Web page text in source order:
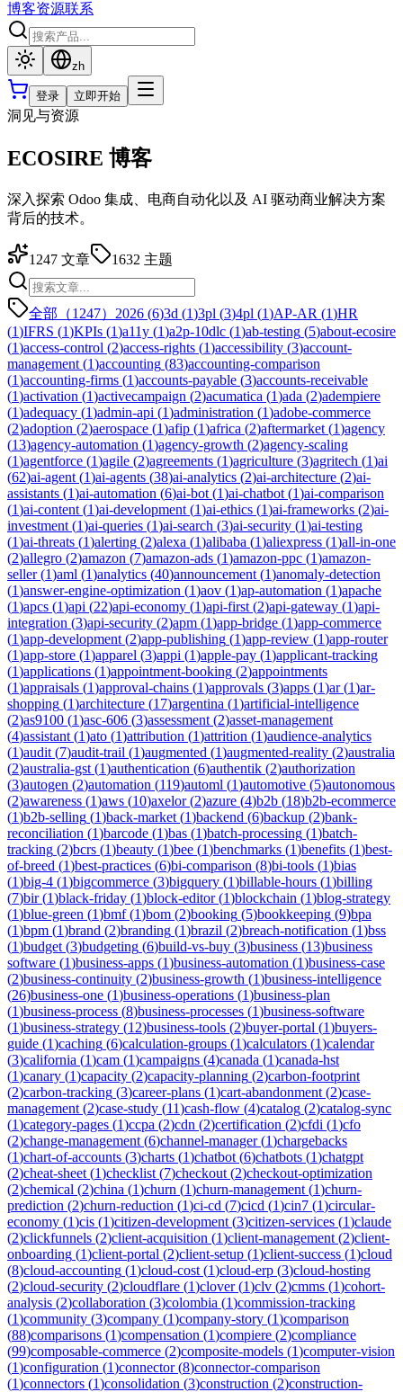
博客资源联系
zh
登录 立即开始
洞见与资源
ECOSIRE 博客
深入探索 Odoo 集成、电商自动化以及 AI 驱动商业解决方案
背后的技术。
1247 文章 1632 主题
全部（1247） 2026 (6)3d (1)3pl (3)4pl (1)AP-AR (1)HR
(1)IFRS (1)KPIs (1)a11y (1)a2p-10dlc (1)ab-testing (5)about-ecosire
(1)access-control (2)access-rights (1)accessibility (3)account-
management (1)accounting (83)accounting-comparison
(1)accounting-firms (1)accounts-payable (3)accounts-receivable
(1)activation (1)activecampaign (2)acumatica (1)ada (2)adempiere
(1)adequacy (1)admin-api (1)administration (1)adobe-commerce
(2)adoption (2)aerospace (1)afip (1)africa (2)aftermarket (1)agency
(13)agency-automation (1)agency-growth (2)agency-scaling
(1)agentforce (1)agile (2)agreements (1)agriculture (3)agritech (1)ai
(62)ai-agent (1)ai-agents (38)ai-analytics (2)ai-architecture (2)ai-
assistants (1)ai-automation (6)ai-bot (1)ai-chatbot (1)ai-comparison
(1)ai-content (1)ai-development (1)ai-ethics (1)ai-frameworks (2)ai-
investment (1)ai-queries (1)ai-search (3)ai-security (1)ai-testing
(1)ai-threats (1)alerting (2)alexa (1)alibaba (1)aliexpress (1)all-in-one
(2)allegro (2)amazon (7)amazon-ads (1)amazon-ppc (1)amazon-
seller(1)aml (1)analytics (40)announcement (1)anomaly-detection
(1)answer-engine-optimization (1)aov (1)ap-automation (1)apache
(1)apcs (1)api (22)api-economy (1)api-first (2)api-gateway (1)api-
integration (3)api-security (2)apm (1)app-bridge (1)app-commerce
(1)app-development (2)app-publishing (1)app-review (1)app-router
(1)app-store (1)apparel (3)appi (1)apple-pay (1)applicant-tracking
(1)applications (1)appointment-booking (2)appointments
(1)appraisals (1)approval-chains (1)approvals (3)apps (1)ar(1)ar-
shopping (1)architecture (17)argentina (1)artificial-intelligence
(2)as9100 (1)asc-606 (3)assessment (2)asset-management
(4)assistant (1)ato (1)attribution (1)attrition (1)audience-analytics
(1)audit (7)audit-trail (1)augmented (1)augmented-reality (2)australia
(2)australia-gst (1)authentication (6)authentik (2)authorization
(3)autogen (2)automation (119)automl (1)automotive (5)autonomous
(2)awareness (1)aws (10)axelor(2)azure (4)b2b (18)b2b-ecommerce
(1)b2b-selling (1)back-market (1)backend (6)backup (2)bank-
reconciliation (1)barcode (1)bas (1)batch-processing (1)batch-
tracking (2)bcrs (1)beauty (1)bee (1)benchmarks (1)benefits (1)best-
of-breed (1)best-practices (6)bi-comparison (8)bi-tools (1)bias
(1)big-4 (1)bigcommerce (3)bigquery (1)billable-hours (1)billing
(7)bir(1)black-friday (1)block-editor(1)blockchain (1)blog-strategy
(1)blue-green (1)bmf(1)bom (2)booking (5)bookkeeping (9)bpa
(1)bpm (1)brand (2)branding (1)brazil (2)breach-notification (1)bss
(1)budget (3)budgeting (6)build-vs-buy (3)business (13)business
software (1)business-apps (1)business-automation (1)business-case
(2)business-continuity (2)business-growth (1)business-intelligence
(26)business-one (1)business-operations (1)business-plan
(1)business-process (8)business-processes (1)business-software
(1)business-strategy (12)business-tools (2)buyer-portal (1)buyers-
guide (1)caching (6)calculation-groups (1)calculators (1)calendar
(3)california (1)cam (1)campaigns (4)canada (1)canada-hst
(1)canary (1)capacity (2)capacity-planning (2)carbon-footprint
(2)carbon-tracking (3)career-plans (1)cart-abandonment (2)case-
management (2)case-study (11)cash-flow (4)catalog (2)catalog-sync
(1)category-pages (1)ccpa (2)cdn (2)certification (2)cfdi (1)cfo
(2)change-management (6)channel-manager(1)chargebacks
(1)chart-of-accounts (3)charts (1)chatbot (6)chatbots (1)chatgpt
(2)cheat-sheet (1)checklist (7)checkout (2)checkout-optimization
(2)chemical (2)china (1)churn (1)churn-management (1)churn-
prediction (2)churn-reduction (1)ci-cd (7)cicd (1)cin7 (1)circular-
economy (1)cis (1)citizen-development (3)citizen-services (1)claude
(2)clickfunnels (2)client-acquisition (1)client-management (2)client-
onboarding (1)client-portal (2)client-setup (1)client-success (1)cloud
(8)cloud-accounting (1)cloud-cost (1)cloud-erp (3)cloud-hosting
(2)cloud-security (2)cloudflare (1)clover(1)clv (2)cmms (1)cohort-
analysis (2)collaboration (3)colombia (1)commission-tracking
(1)community (3)company (1)company-story (1)comparison
(88)comparisons (1)compensation (1)compiere (2)compliance
(99)composable-commerce (2)composite-models (1)computer-vision
(1)configuration (1)connector(8)connector-comparison
(1)connectors (1)consolidation (3)construction (2)construction-